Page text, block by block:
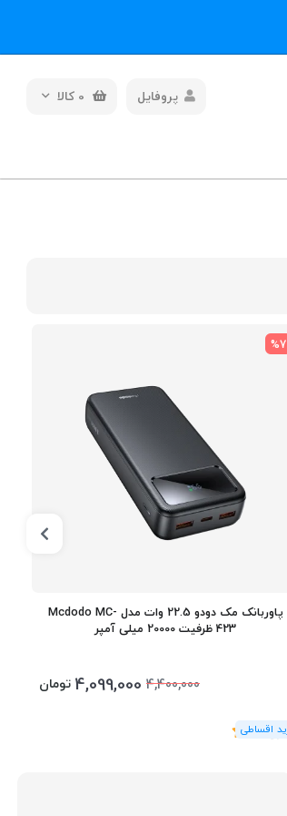
0 کالا پروفایل
%7
پاوربانک مک دودو 22.5 وات مدل Mcdodo MC-
423 ظرفیت 20000 میلی آمپر
4,400,000
4,099,000 تومان
رای)
5